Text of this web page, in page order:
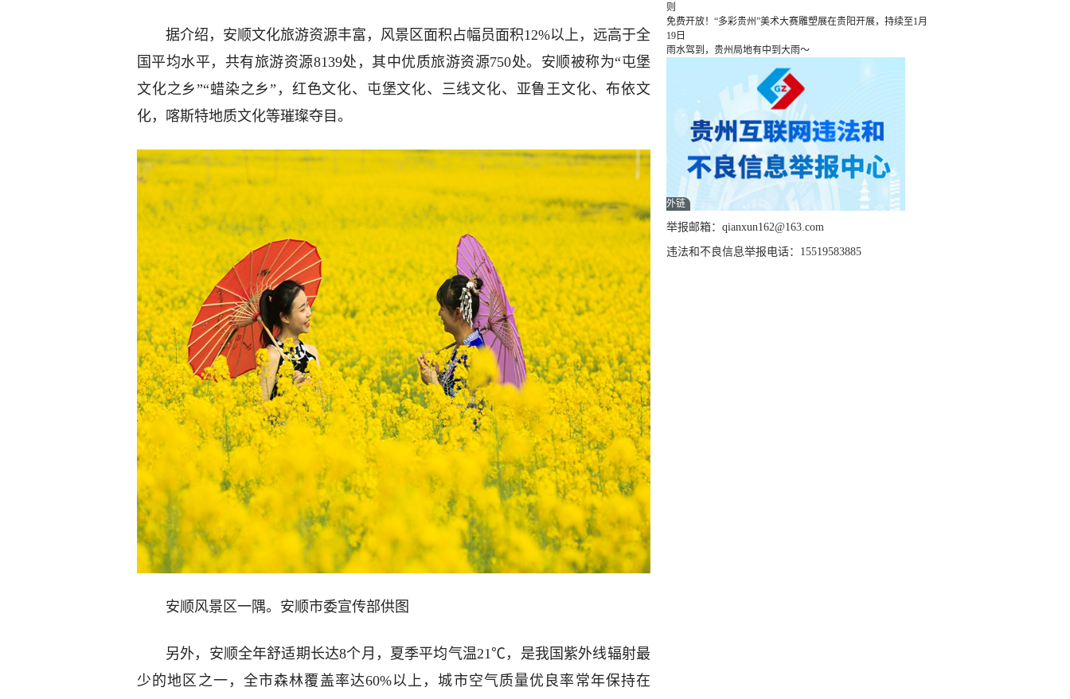
据介绍，安顺文化旅游资源丰富，风景区面积占幅员面积12%以上，远高于全
国平均水平，共有旅游资源8139处，其中优质旅游资源750处。安顺被称为“屯堡
文化之乡”“蜡染之乡”，红色文化、屯堡文化、三线文化、亚鲁王文化、布依文
化，喀斯特地质文化等璀璨夺目。
安顺风景区一隅。安顺市委宣传部供图
另外，安顺全年舒适期长达8个月，夏季平均气温21℃，是我国紫外线辐射最
少的地区之一，全市森林覆盖率达60%以上，城市空气质量优良率常年保持在
则
免费开放！“多彩贵州”美术大赛雕塑展在贵阳开展，持续至1月
19日
雨水驾到，贵州局地有中到大雨～
外链
举报邮箱：qianxun162@163.com
违法和不良信息举报电话：15519583885